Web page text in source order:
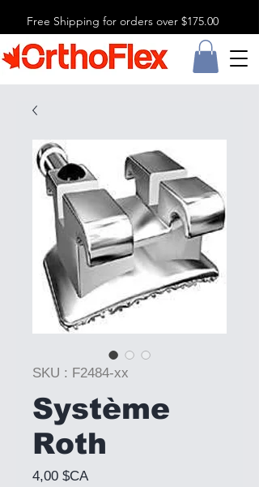
Free Shipping for orders over $175.00
SKU : F2484-xx
Système
Roth
4,00 $CAPrix